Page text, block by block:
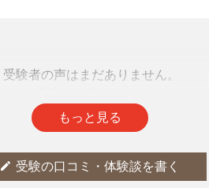
受験者の声はまだありません。
もっと見る
edit 受験の口コミ・体験談を書く